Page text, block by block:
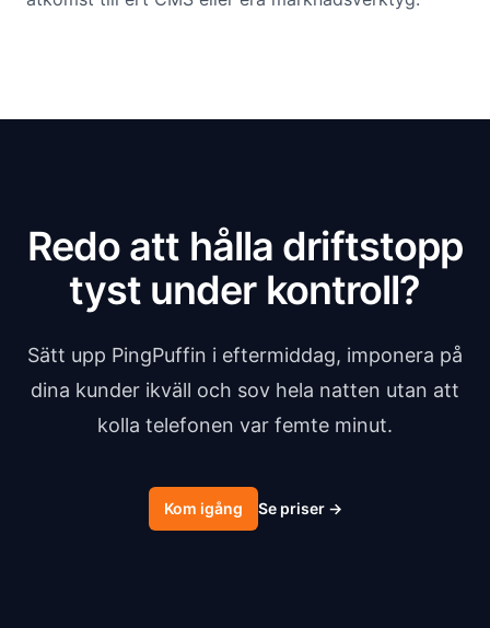
Redo att hålla driftstopp
tyst under kontroll?
Sätt upp PingPuffin i eftermiddag, imponera på
dina kunder ikväll och sov hela natten utan att
kolla telefonen var femte minut.
Kom igång Se priser →